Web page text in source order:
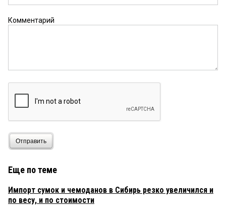
Комментарий
Отправить
Еще по теме
Импорт сумок и чемоданов в Сибирь резко увеличился и
по весу, и по стоимости